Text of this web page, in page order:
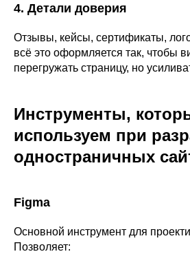
4. Детали доверия
Отзывы, кейсы, сертификаты,
всё это оформляется так, чтобы
перегружать страницу, но
Инструменты,
используем при
одностраничных
Figma
Основной инструмент для
Позволяет: